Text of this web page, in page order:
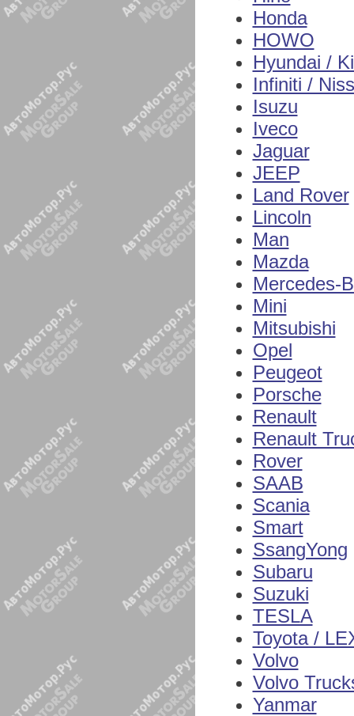
Honda
HOWO
Hyundai /
Infiniti /
Isuzu
Iveco
Jaguar
JEEP
Land Rover
Lincoln
Man
Mazda
Mercedes-
Mini
Mitsubishi
Opel
Peugeot
Porsche
Renault
Renault
Rover
SAAB
Scania
Smart
SsangYong
Subaru
Suzuki
TESLA
Toyota /
Volvo
Volvo
Yanmar